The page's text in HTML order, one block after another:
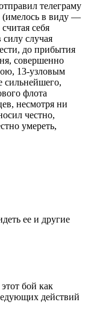
телеграму
(имелось в виду —
себя
случая
до прибытия
совершенно
13-узловым
сильнейшего,
флота
несмотря ни
честно,
умереть,
ее и другие
бой как
действий